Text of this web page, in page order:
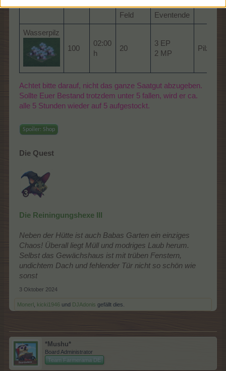
Name Level Zeit
1er-
Feld
nach
Eventende
Fläche
Wasserpilz
100
02:00
h
20
3 EP
2 MP
Pilzwald
Achtet bitte darauf, nicht das ganze Saatgut abzugeben.
Sollte Euer Bestand trotzdem unter 5 fallen, wird er ca.
alle 5 Stunden wieder auf 5 aufgestockt.
Spoiler: Shop
Die Quest
Die Reiningungshexe III
Neben der Hütte ist auch Babas Garten ein einziges
Chaos! Überall liegt Müll und modriges Laub herum.
Selbst das Gewächshaus ist mit trüben Fenstern,
undichtem Dach und fehlender Tür nicht so schön wie
sonst
3 Oktober 2024
Monerl kicki1946 und DJAdonis gefällt dies.
*Mushu*
Board Administrator
Team Farmerama DE